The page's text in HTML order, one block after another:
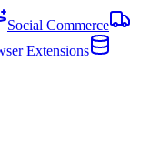
Social Commerce
Extensions